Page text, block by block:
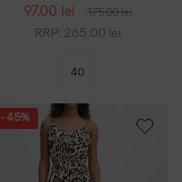
97.00 lei 175.00 lei
RRP: 265.00 lei
40
- 45%